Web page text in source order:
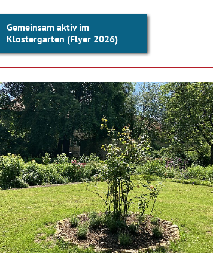
Gemeinsam aktiv im
Klostergarten (Flyer 2026)